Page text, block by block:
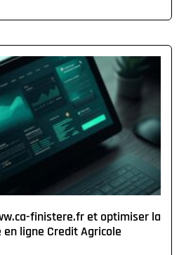
finistere.fr et optimiser la
ligne Credit Agricole